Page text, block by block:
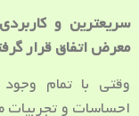
سریعترین و
معرض اتفاق قرار
وقتی با تمام
احساسات و